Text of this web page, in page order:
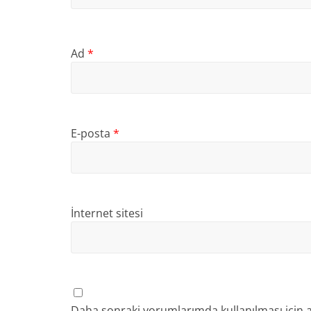
Ad *
E-posta *
İnternet sitesi